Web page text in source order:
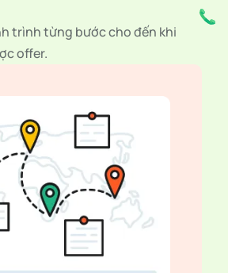
trình từng bước cho đến khi
offer.